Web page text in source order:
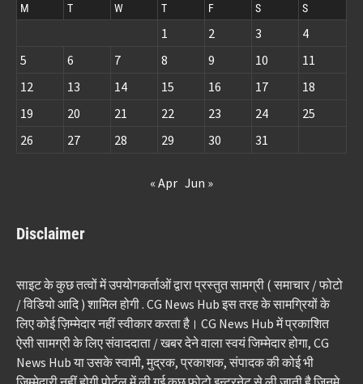
M T W T F S S
1 2 3
4
5
6 7 8 9 10
11
12
13 14 15 16 17
18
19
20 21 22 23 24
25
26
27 28 29 30 31
« Apr Jun »
Disclaimer
साइट के कुछ तत्वों में उपयोगकर्ताओं द्वारा प्रस्तुत सामग्री ( समाचार / फोटो
/ विडियो आदि ) शामिल होगी . CG News Hub इस तरह के सामग्रियों के
लिए कोई ज़िम्मेदार नहीं स्वीकार करता है। CG News Hub में प्रकाशित
ऐसी सामग्री के लिए संवाददाता / खबर देने वाला स्वयं जिम्मेदार होगा, CG
News Hub या उसके स्वामी, मुद्रक, प्रकाशक, संपादक की कोई भी